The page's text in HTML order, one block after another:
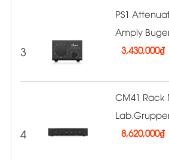
3
PS1
Amply
3,430,000₫
4
CM41 Rack
8,620,000₫